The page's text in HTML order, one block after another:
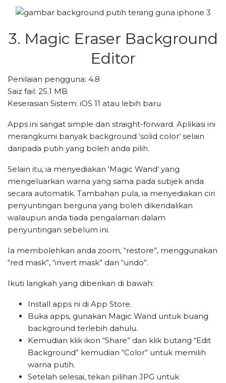
3. Magic Eraser Background
Editor
Penilaian pengguna: 4.8
Saiz fail: 25.1 MB
Keserasian Sistem: iOS 11 atau lebih baru
Apps ini sangat simple dan straight-forward. Aplikasi ini
merangkumi banyak background ‘solid color’ selain
daripada putih yang boleh anda pilih.
Selain itu, ia menyediakan ‘Magic Wand’ yang
mengeluarkan warna yang sama pada subjek anda
secara automatik. Tambahan pula, ia menyediakan ciri
penyuntingan berguna yang boleh dikendalikan
walaupun anda tiada pengalaman dalam
penyuntingan sebelum ini.
Ia membolehkan anda zoom, “restore”, menggunakan
“red mask”, “invert mask” dan “undo”.
Ikuti langkah yang diberikan di bawah:
Install apps ni di App Store.
Buka apps, gunakan Magic Wand untuk buang
background terlebih dahulu.
Kemudian klik ikon “Share” dan klik butang “Edit
Background” kemudian “Color” untuk memilih
warna putih.
Setelah selesai, tekan pilihan JPG untuk